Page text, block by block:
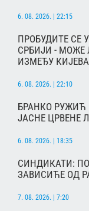
6. 08. 2026. | 22:15
ПРОБУДИТЕ СЕ
СРБИЈИ - МОЖЕ
ИЗМЕЂУ
6. 08. 2026. | 22:10
БРАНКО РУЖИЋ
ЈАСНЕ ЦРВЕНЕ
6. 08. 2026. | 18:35
СИНДИКАТИ:
ЗАВИСИЋЕ ОД
7. 08. 2026. | 7:20